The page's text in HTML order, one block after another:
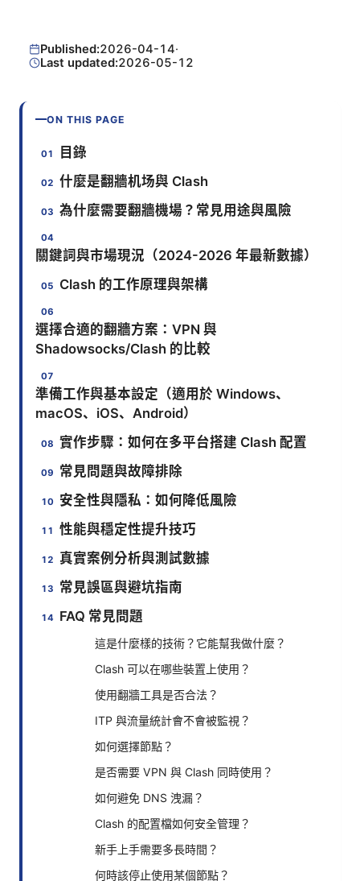
Published:2026-04-14·
Last updated:2026-05-12
ON THIS PAGE
目錄
什麼是翻牆机场與 Clash
為什麼需要翻牆機場？常見用途與風險
關鍵詞與市場現況（2024-2026 年最新數據）
Clash 的工作原理與架構
選擇合適的翻牆方案：VPN 與
Shadowsocks/Clash 的比較
準備工作與基本設定（適用於 Windows、
macOS、iOS、Android）
實作步驟：如何在多平台搭建 Clash 配置
常見問題與故障排除
安全性與隱私：如何降低風險
性能與穩定性提升技巧
真實案例分析與測試數據
常見誤區與避坑指南
FAQ 常見問題
這是什麼樣的技術？它能幫我做什麼？
Clash 可以在哪些裝置上使用？
使用翻牆工具是否合法？
ITP 與流量統計會不會被監視？
如何選擇節點？
是否需要 VPN 與 Clash 同時使用？
如何避免 DNS 洩漏？
Clash 的配置檔如何安全管理？
新手上手需要多長時間？
何時該停止使用某個節點？